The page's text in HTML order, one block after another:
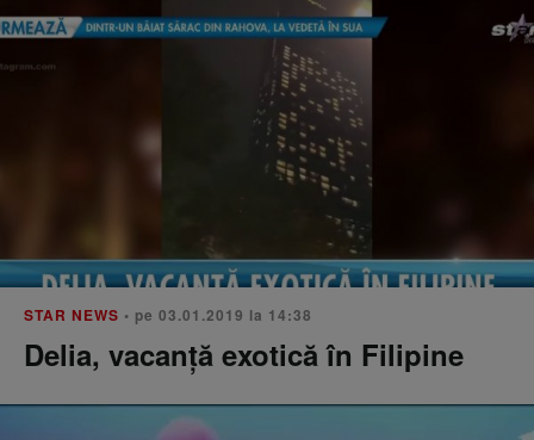
STAR NEWS • pe 03.01.2019 la 14:38
Delia, vacanță exotică în Filipine